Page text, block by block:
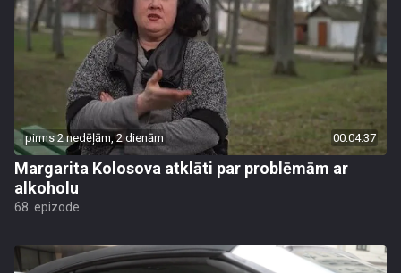
pirms 2 nedēļām, 2 dienām 00:04:37
Margarita Kolosova atklāti par problēmām ar
alkoholu
68. epizode